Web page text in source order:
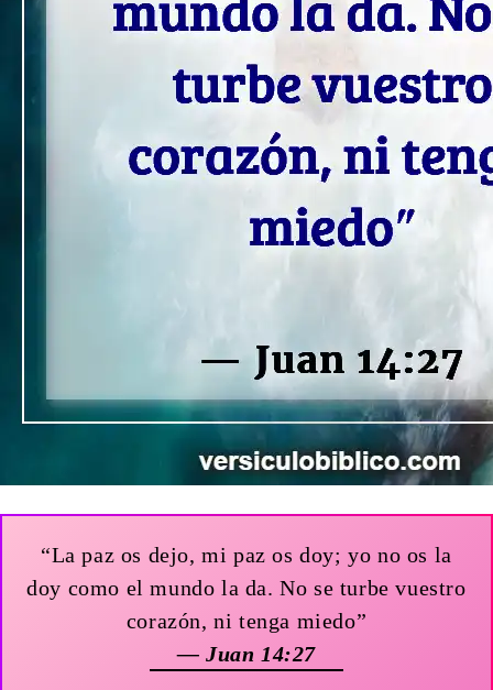
“La paz os dejo, mi paz os doy; yo no os la
doy como el mundo la da. No se turbe vuestro
corazón, ni tenga miedo”
— Juan 14:27